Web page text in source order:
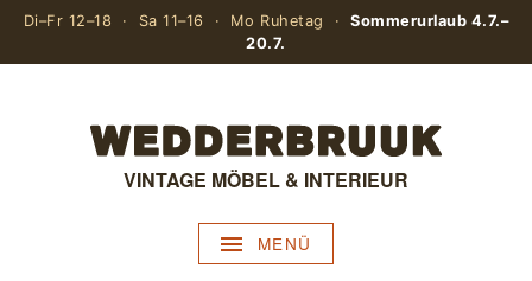
Di–Fr 12–18 · Sa 11–16 · Mo Ruhetag ·Sommerurlaub 4.7.–
20.7.
VINTAGE MÖBEL & INTERIEUR
MENÜ